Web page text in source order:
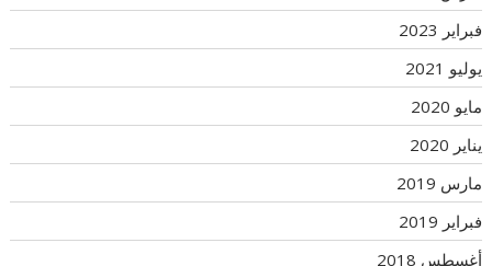
فبراير 2023
يوليو 2021
مايو 2020
يناير 2020
مارس 2019
فبراير 2019
أغسطس 2018